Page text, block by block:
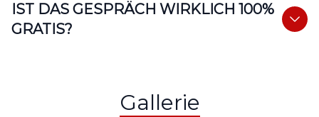
IST DAS GESPRÄCH WIRKLICH 100%
GRATIS?
Gallerie